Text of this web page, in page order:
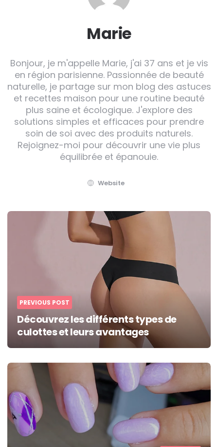
Marie
Bonjour, je m'appelle Marie, j'ai 37 ans et je vis
en région parisienne. Passionnée de beauté
naturelle, je partage sur mon blog des astuces
et recettes maison pour une routine beauté
plus saine et écologique. J'explore des
solutions simples et efficaces pour prendre
soin de soi avec des produits naturels.
Rejoignez-moi pour découvrir une vie plus
équilibrée et épanouie.
Website
Post
navigation
PREVIOUS POST
Découvrez les différents types de
culottes et leurs avantages